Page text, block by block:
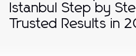
Istanbul Step by
Trusted Results in